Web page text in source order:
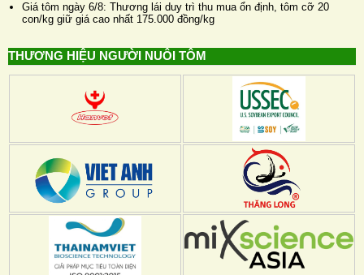
Giá tôm ngày 6/8: Thương lái duy trì thu mua ổn định, tôm cỡ 20
con/kg giữ giá cao nhất 175.000 đồng/kg
THƯƠNG HIỆU NGƯỜI NUÔI TÔM